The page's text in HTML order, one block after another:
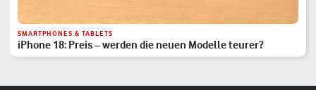
SMARTPHONES & TABLETS
iPhone 18: Preis – werden die neuen Modelle teurer?